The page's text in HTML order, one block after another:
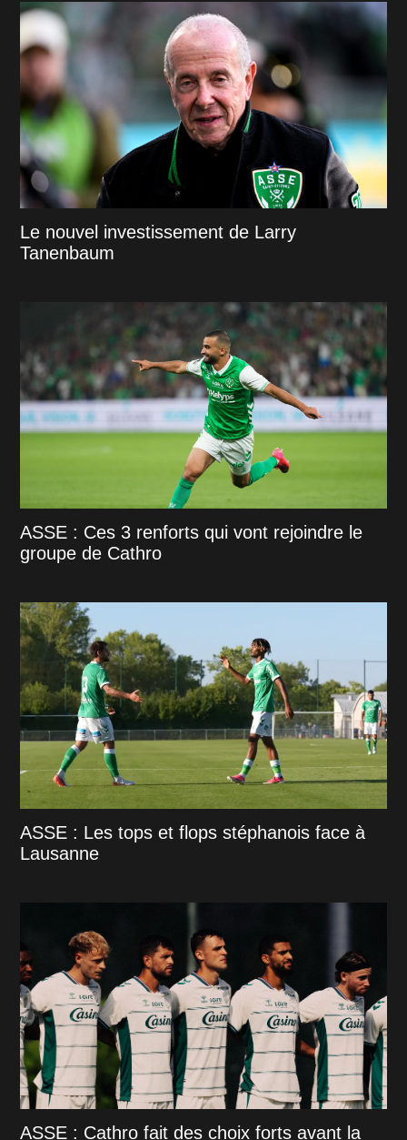
Le nouvel investissement de Larry
Tanenbaum
ASSE : Ces 3 renforts qui vont rejoindre le
groupe de Cathro
ASSE : Les tops et flops stéphanois face à
Lausanne
ASSE : Cathro fait des choix forts avant la